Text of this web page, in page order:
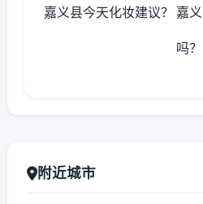
嘉义县今天化妆建议？ 嘉
吗？
附近城市